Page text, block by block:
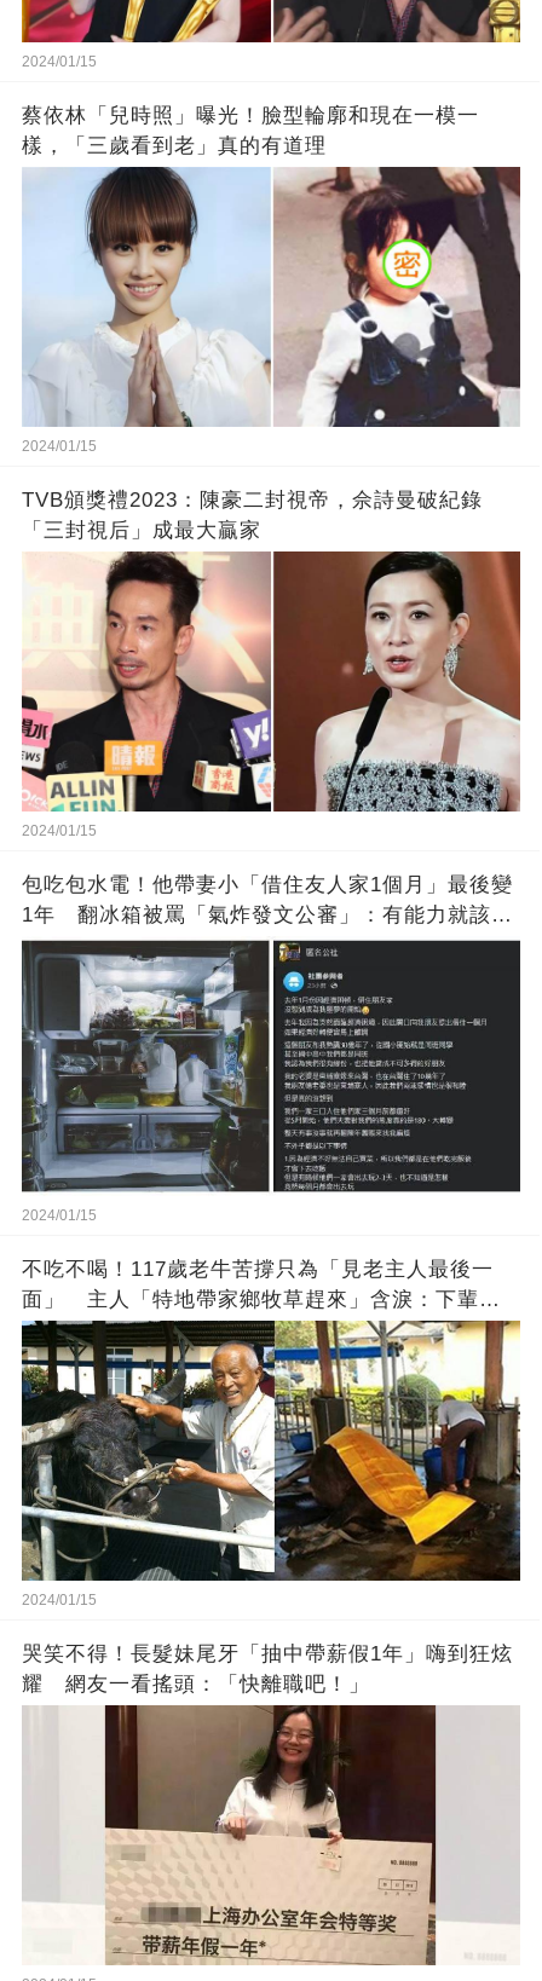
2024/01/15
蔡依林「兒時照」曝光！臉型輪廓和現在一模一
樣，「三歲看到老」真的有道理
2024/01/15
TVB頒獎禮2023：陳豪二封視帝，佘詩曼破紀錄
「三封視后」成最大贏家
2024/01/15
包吃包水電！他帶妻小「借住友人家1個月」最後變
1年 翻冰箱被罵「氣炸發文公審」：有能力就該大
方
2024/01/15
不吃不喝！117歲老牛苦撐只為「見老主人最後一
面」 主人「特地帶家鄉牧草趕來」含淚：下輩子
找個好人家
2024/01/15
哭笑不得！長髮妹尾牙「抽中帶薪假1年」嗨到狂炫
耀 網友一看搖頭：「快離職吧！」